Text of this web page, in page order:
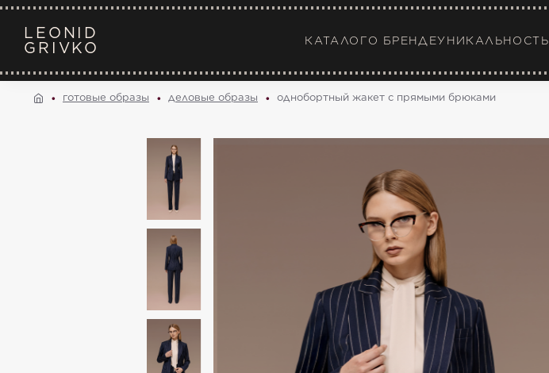
LEONID
GRIVKO
КАТАЛОГО БРЕНДЕУНИКАЛЬНОСТЬ
готовые образы деловые образы однобортный жакет с прямыми брюками